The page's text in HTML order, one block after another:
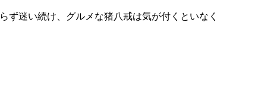
迷い続け、グルメな猪八戒は気が付くといなく